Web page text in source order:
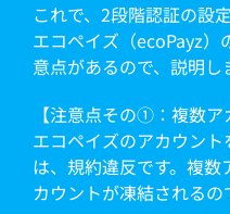
これで、2段階認証の設
エコペイズ（ecoPayz）
意点があるので、説明し
【注意点その①：複数ア
エコペイズのアカウン
は、規約違反です。複
カウントが凍結されるの